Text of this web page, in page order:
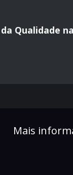
Qualidade
Mais